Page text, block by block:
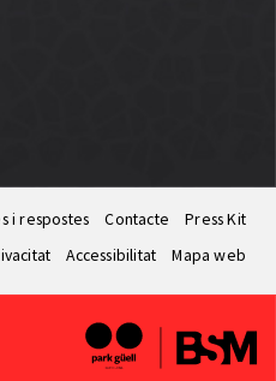
i respostes Contacte
Press Kit
Accessibilitat Mapa web